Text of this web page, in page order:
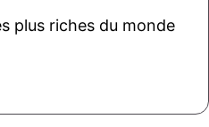
plus riches du monde